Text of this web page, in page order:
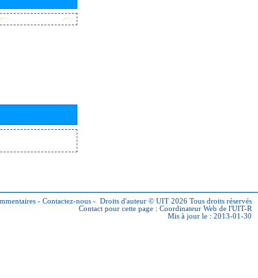
- Contactez-nous - Droits d'auteur © UIT 2026 Tous droits réservés
Contact pour cette page : Coordinateur Web de l'UIT-R
Mis à jour le : 2013-01-30